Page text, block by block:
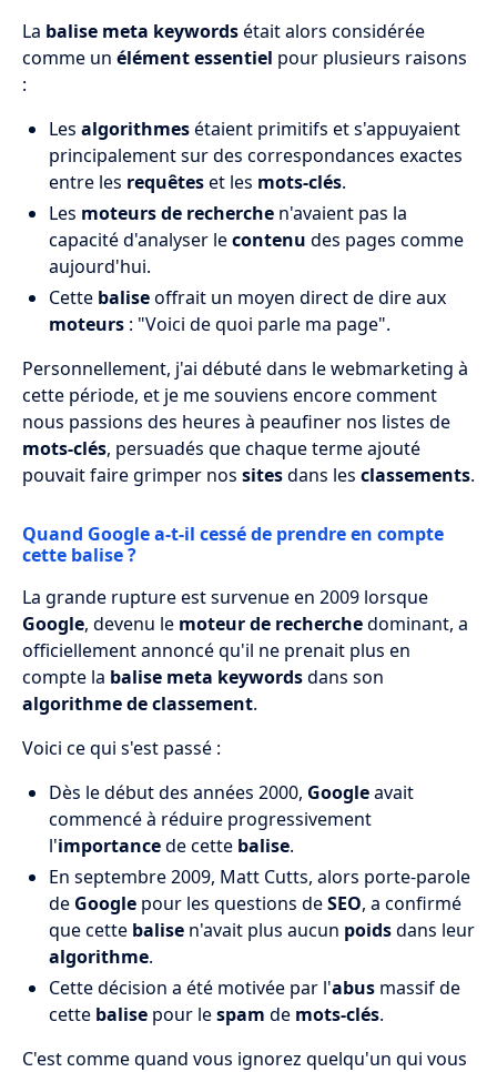
La balise meta keywordsétait alors considérée
comme un élément essentiel pour plusieurs raisons
:
Les algorithmesétaient primitifs et s'appuyaient
principalement sur des correspondances exactes
entre les requêteset les mots-clés.
Les moteurs de recherche n'avaient pas la
capacité d'analyser lecontenu des pages comme
aujourd'hui.
Cette baliseoffrait un moyen direct de dire aux
moteurs : "Voici de quoi parle ma page".
Personnellement, j'ai débuté dans le webmarketing à
cette période, et je me souviens encore comment
nous passions des heures à peaufiner nos listes de
mots-clés, persuadés que chaque terme ajouté
pouvait faire grimper nos sitesdans les classements.
Quand Google a-t-il cessé de prendre en compte
cette balise ?
La grande rupture est survenue en 2009 lorsque
Google, devenu le moteur de recherchedominant, a
officiellement annoncé qu'il ne prenait plus en
compte la balise meta keywordsdans son
algorithme de classement.
Voici ce qui s'est passé :
Dès le début des années 2000, Googleavait
commencé à réduire progressivement
l'importancede cette balise.
En septembre 2009, Matt Cutts, alors porte-parole
de Google pour les questions deSEO, a confirmé
que cette balise n'avait plus aucun poidsdans leur
algorithme.
Cette décision a été motivée par l'abus massif de
cette balise pour lespam de mots-clés.
C'est comme quand vous ignorez quelqu'un qui vous